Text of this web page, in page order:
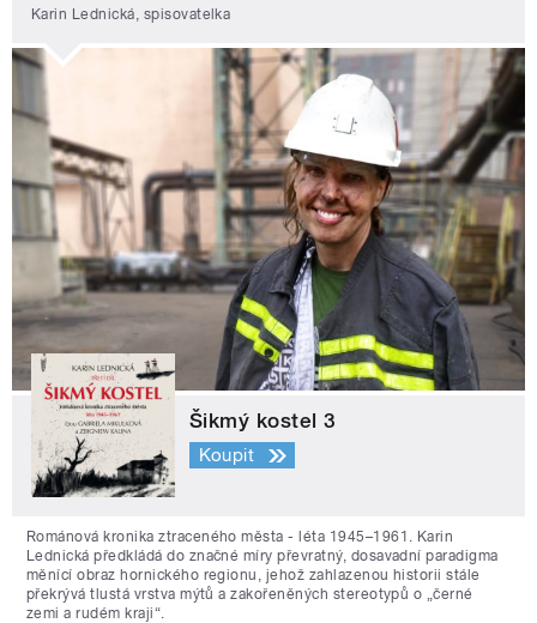
Karin Lednická, spisovatelka
Šikmý kostel 3
Koupit
Románová kronika ztraceného města - léta 1945–1961. Karin
Lednická předkládá do značné míry převratný, dosavadní paradigma
měnící obraz hornického regionu, jehož zahlazenou historii stále
překrývá tlustá vrstva mýtů a zakořeněných stereotypů o „černé
zemi a rudém kraji“.